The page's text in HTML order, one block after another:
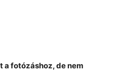
a fotózáshoz, de nem